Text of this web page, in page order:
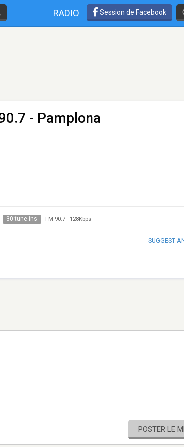
RADIO Session de Facebook
- Pamplona
30 tune ins FM 90.7- 128Kbps
SUGGEST
POSTER LE